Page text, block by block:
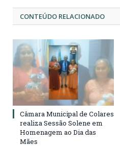
CONTEÚDO RELACIONADO
Câmara Municipal de Colares
realiza Sessão Solene em
Homenagem ao Dia das
Mães